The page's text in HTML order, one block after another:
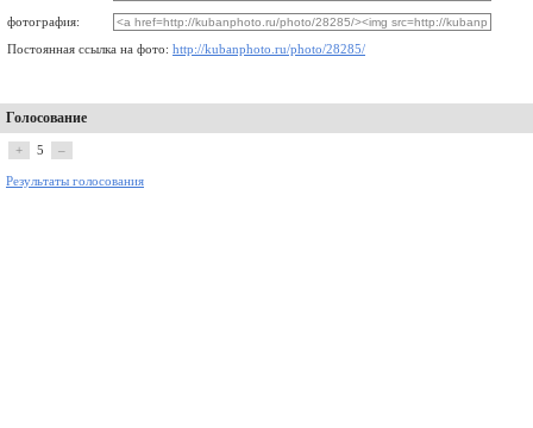
фотография:
Постоянная ссылка на фото: http://kubanphoto.ru/photo/28285/
Голосование
+ 5 –
Результаты голосования